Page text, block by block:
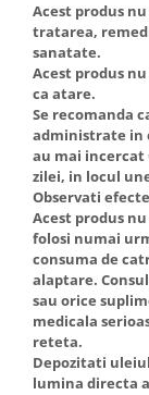
Acest produs
tratarea,
sanatate.
Acest produs
ca atare.
Se recomanda
administrate in
au mai incercat
zilei, in locul
Observati
Acest produs
folosi numai
consuma de
alaptare.
sau orice
medicala
reteta.
Depozitati
lumina directa